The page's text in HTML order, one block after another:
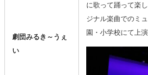
劇団みるき～うぇ
い
に歌って踊って楽
ジナル楽曲でのミ
園・小学校にて上